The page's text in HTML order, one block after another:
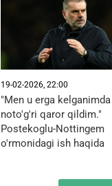
19-02-2026, 22:00
"Men u erga kelganimda
noto'g'ri qaror qildim."
Postekoglu-Nottingem
o'rmonidagi ish haqida